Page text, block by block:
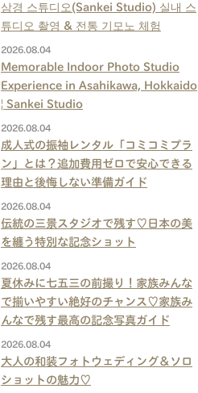
삼경 스튜디오(Sankei Studio) 실내 스
튜디오 촬영 & 전통 기모노 체험
2026.08.04
Memorable Indoor Photo Studio
Experience in Asahikawa, Hokkaido
| Sankei Studio
2026.08.04
成人式の振袖レンタル「コミコミプラ
ン」とは？追加費用ゼロで安心できる
理由と後悔しない準備ガイド
2026.08.04
伝統の三景スタジオで残す♡日本の美
を纏う特別な記念ショット
2026.08.04
夏休みに七五三の前撮り！家族みんな
で揃いやすい絶好のチャンス♡家族み
んなで残す最高の記念写真ガイド
2026.08.04
大人の和装フォトウェディング＆ソロ
ショットの魅力♡